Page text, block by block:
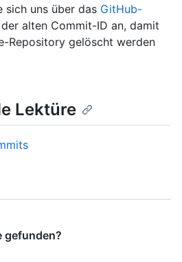
sich uns über das GitHub-
alten Commit-ID an, damit
Repository gelöscht werden
Lektüre
gefunden?